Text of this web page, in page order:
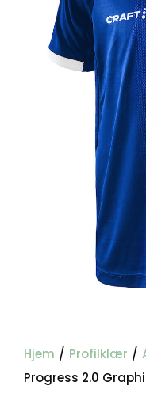
Hjem / Profilklær /
Progress 2.0